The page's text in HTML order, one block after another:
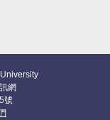
網
號